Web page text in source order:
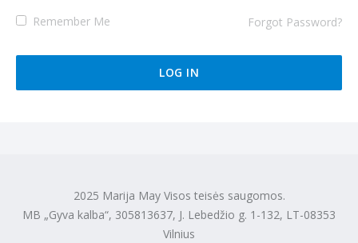
Remember Me Forgot Password?
2025 Marija May Visos teisės saugomos.
MB „Gyva kalba“, 305813637, J. Lebedžio g. 1-132, LT-08353
Vilnius